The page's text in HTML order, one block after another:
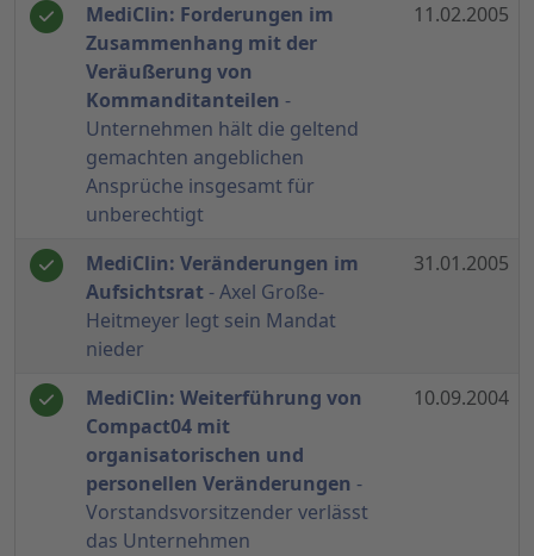
MediClin: Forderungen im
Zusammenhang mit der
Veräußerung von
Kommanditanteilen -
Unternehmen hält die geltend
gemachten angeblichen
Ansprüche insgesamt für
unberechtigt
11.02.2005
MediClin: Veränderungen im
Aufsichtsrat - Axel Große-
Heitmeyer legt sein Mandat
nieder
31.01.2005
MediClin: Weiterführung von
Compact04 mit
organisatorischen und
personellen Veränderungen -
Vorstandsvorsitzender verlässt
das Unternehmen
10.09.2004